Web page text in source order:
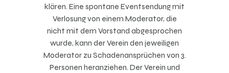
klären. Eine spontane Eventsendung mit
Verlosung von einem Moderator, die
nicht mit dem Vorstand abgesprochen
wurde, kann der Verein den jeweiligen
Moderator zu Schadenansprüchen von 3.
Personen heranziehen. Der Verein und